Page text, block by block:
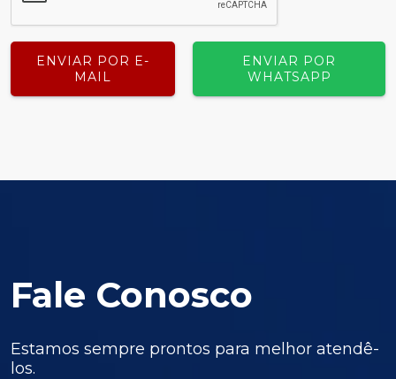
ENVIAR POR E-
MAIL
ENVIAR POR
WHATSAPP
Fale Conosco
Estamos sempre prontos para melhor atendê-
los.